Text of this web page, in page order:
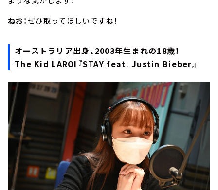
ねお：ぜひ取ってほしいですね！
オーストラリア出身、2003年生まれの18歳！
The Kid LAROI『STAY feat. Justin Bieber』